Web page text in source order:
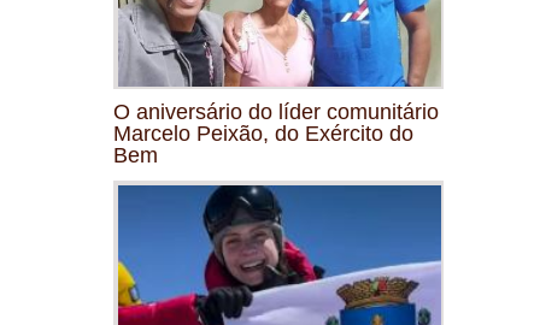
O aniversário do líder comunitário
Marcelo Peixão, do Exército do
Bem